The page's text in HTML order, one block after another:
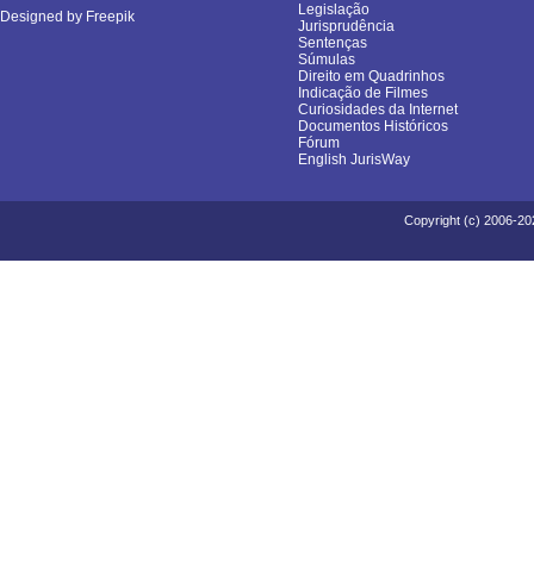
Designed by Freepik
Legislação
Jurisprudência
Sentenças
Súmulas
Direito em Quadrinhos
Indicação de Filmes
Curiosidades da Internet
Documentos Históricos
Fórum
English JurisWay
Copyright (c) 2006-